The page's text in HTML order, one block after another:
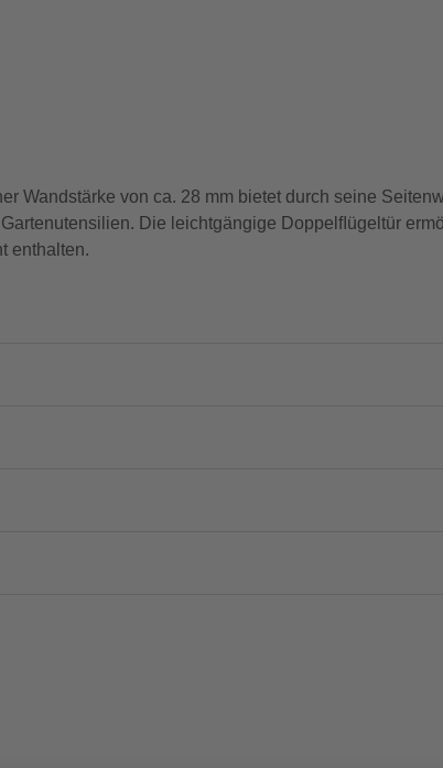
Wandstärke von ca. 28 mm bietet durch seine
Die leichtgängige Doppelﬂügeltür
enthalten.